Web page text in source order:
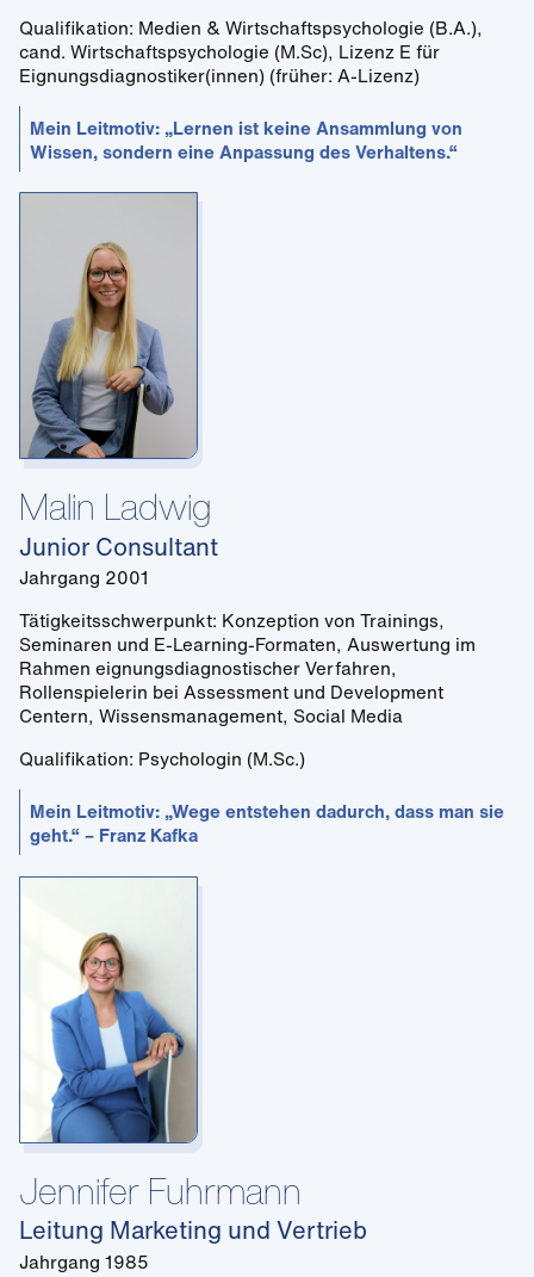
Qualifikation: Medien & Wirtschaftspsychologie (B.A.),
cand. Wirtschaftspsychologie (M.Sc), Lizenz E für
Eignungsdiagnostiker(innen) (früher: A-Lizenz)
Mein Leitmotiv: „Lernen ist keine Ansammlung von
Wissen, sondern eine Anpassung des Verhaltens.“
Malin Ladwig
Junior Consultant
Jahrgang 2001
Tätigkeitsschwerpunkt: Konzeption von Trainings,
Seminaren und E-Learning-Formaten, Auswertung im
Rahmen eignungsdiagnostischer Verfahren,
Rollenspielerin bei Assessment und Development
Centern, Wissensmanagement, Social Media
Qualifikation: Psychologin (M.Sc.)
Mein Leitmotiv: „Wege entstehen dadurch, dass man sie
geht.“ – Franz Kafka
Jennifer Fuhrmann
Leitung Marketing und Vertrieb
Jahrgang 1985